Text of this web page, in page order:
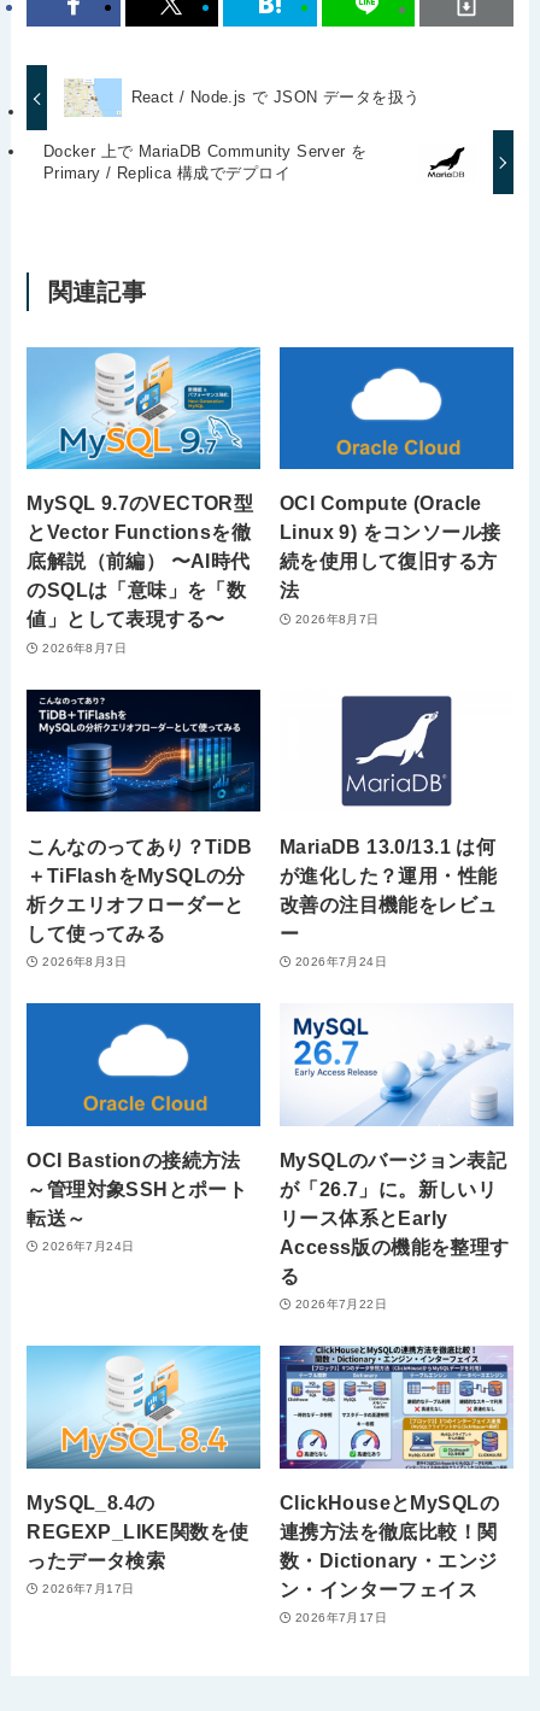
React / Node.js で JSON データを扱う
Docker 上で MariaDB Community Server を
Primary / Replica 構成でデプロイ
関連記事
MySQL 9.7のVECTOR型
とVector Functionsを徹
底解説（前編） 〜AI時代
のSQLは「意味」を「数
値」として表現する〜
2026年8月7日
OCI Compute (Oracle
Linux 9) をコンソール接
続を使用して復旧する方
法
2026年8月7日
こんなのってあり？TiDB
＋TiFlashをMySQLの分
析クエリオフローダーと
して使ってみる
2026年8月3日
MariaDB 13.0/13.1 は何
が進化した？運用・性能
改善の注目機能をレビュ
ー
2026年7月24日
OCI Bastionの接続方法
～管理対象SSHとポート
転送～
2026年7月24日
MySQLのバージョン表記
が「26.7」に。新しいリ
リース体系とEarly
Access版の機能を整理す
る
2026年7月22日
MySQL_8.4の
REGEXP_LIKE関数を使
ったデータ検索
2026年7月17日
ClickHouseとMySQLの
連携方法を徹底比較！関
数・Dictionary・エンジ
ン・インターフェイス
2026年7月17日